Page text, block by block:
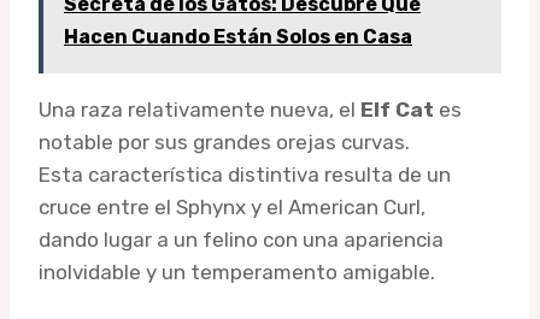
Hacen Cuando Están Solos en Casa
Una raza relativamente nueva, el Elf Cat es
notable por sus grandes orejas curvas.
Esta característica distintiva resulta de un
cruce entre el Sphynx y el American Curl,
dando lugar a un felino con una apariencia
inolvidable y un temperamento amigable.